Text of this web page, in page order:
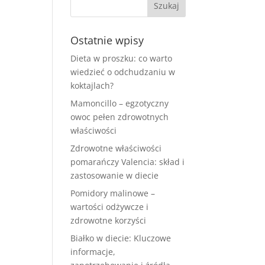
Ostatnie wpisy
Dieta w proszku: co warto
wiedzieć o odchudzaniu w
koktajlach?
Mamoncillo – egzotyczny
owoc pełen zdrowotnych
właściwości
Zdrowotne właściwości
pomarańczy Valencia: skład i
zastosowanie w diecie
Pomidory malinowe –
wartości odżywcze i
zdrowotne korzyści
Białko w diecie: Kluczowe
informacje,